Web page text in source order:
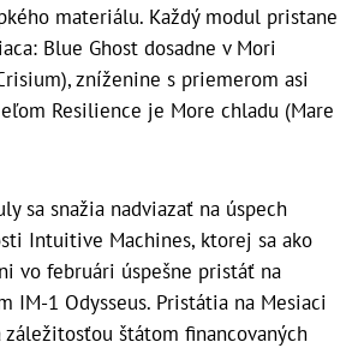
materiálu. Každý modul pristane
Blue Ghost dosadne v Mori
zníženine s priemerom asi
Resilience je More chladu (Mare
sa snažia nadviazať na úspech
Intuitive Machines, ktorej sa ako
vo februári úspešne pristáť na
IM-1 Odysseus. Pristátia na Mesiaci
záležitosťou štátom financovaných